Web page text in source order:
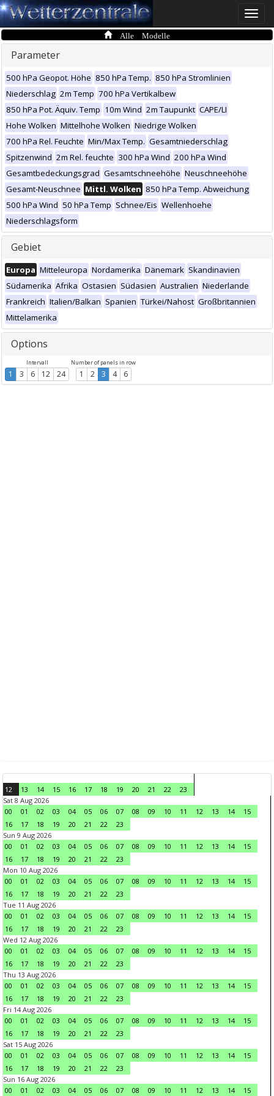
Toggle
Alle Modelle
Parameter
500 hPa Geopot. Höhe 850 hPa Temp. 850 hPa Stromlinien
Niederschlag 2m Temp 700 hPa Vertikalbew
850 hPa Pot. Äquiv. Temp 10m Wind 2m Taupunkt CAPE/LI
Hohe Wolken Mittelhohe Wolken Niedrige Wolken
700 hPa Rel. Feuchte Min/Max Temp. Gesamtniederschlag
Spitzenwind 2m Rel. feuchte 300 hPa Wind 200 hPa Wind
Gesamtbedeckungsgrad Gesamtschneehöhe Neuschneehöhe
Gesamt-Neuschnee Mittl. Wolken 850 hPa Temp. Abweichung
500 hPa Wind 50 hPa Temp Schnee/Eis Wellenhoehe
Niederschlagsform
Gebiet
Europa Mitteleuropa Nordamerika Dänemark Skandinavien
Südamerika Afrika Ostasien Südasien Australien Niederlande
Frankreich Italien/Balkan Spanien Türkei/Nahost Großbritannien
Mittelamerika
Options
Intervall
1 3 6 12 24
Number of panels in row
1 2 3 4 6
12 13 14 15 16 17 18 19 20 21 22
23
Sat 8 Aug 2026
00
01 02 03 04 05 06 07 08 09 10 11 12 13 14
15
16
17 18 19 20 21 22
23
Sun 9 Aug 2026
00
01 02 03 04 05 06 07 08 09 10 11 12 13 14
15
16
17 18 19 20 21 22
23
Mon 10 Aug 2026
00
01 02 03 04 05 06 07 08 09 10 11 12 13 14
15
16
17 18 19 20 21 22
23
Tue 11 Aug 2026
00
01 02 03 04 05 06 07 08 09 10 11 12 13 14
15
16
17 18 19 20 21 22
23
Wed 12 Aug 2026
00
01 02 03 04 05 06 07 08 09 10 11 12 13 14
15
16
17 18 19 20 21 22
23
Thu 13 Aug 2026
00
01 02 03 04 05 06 07 08 09 10 11 12 13 14
15
16
17 18 19 20 21 22
23
Fri 14 Aug 2026
00
01 02 03 04 05 06 07 08 09 10 11 12 13 14
15
16
17 18 19 20 21 22
23
Sat 15 Aug 2026
00
01 02 03 04 05 06 07 08 09 10 11 12 13 14
15
16
17 18 19 20 21 22
23
Sun 16 Aug 2026
00
01 02 03 04 05 06 07 08 09 10 11 12 13 14 15